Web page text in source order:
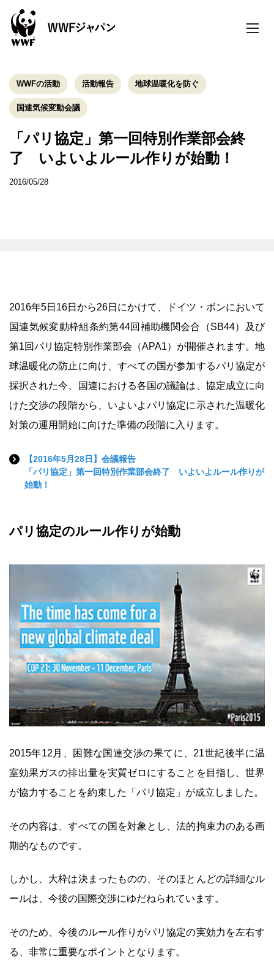
toggle
WWFの活動 活動報告 地球温暖化を防ぐ
国連気候変動会議
「パリ協定」第一回特別作業部会終
了 いよいよルール作りが始動！
2016/05/28
2016年5日16日から26日にかけて、ドイツ・ボンにおいて
国連気候変動枠組条約第44回補助機関会合（SB44）及び
第1回パリ協定特別作業部会（APA1）が開催されます。地
球温暖化の防止に向け、すべての国が参加するパリ協定が
採択された今、国連における各国の議論は、協定成立に向
けた交渉の段階から、いよいよパリ協定に示された温暖化
対策の運用開始に向けた準備の段階に入ります。
【2016年5月28日】会議報告
「パリ協定」第一回特別作業部会終了 いよいよルール作りが
始動！
パリ協定のルール作りが始動
2015年12月、困難な国連交渉の果てに、21世紀後半に温
室効果ガスの排出量を実質ゼロにすることを目指し、世界
が協力することを約束した「パリ協定」が成立しました。
その内容は、すべての国を対象とし、法的拘束力のある画
期的なものです。
しかし、大枠は決まったものの、そのほとんどの詳細なル
ールは、今後の国際交渉にゆだねられています。
そのため、今後のルール作りがパリ協定の実効力を左右す
る、非常に重要なポイントとなります。